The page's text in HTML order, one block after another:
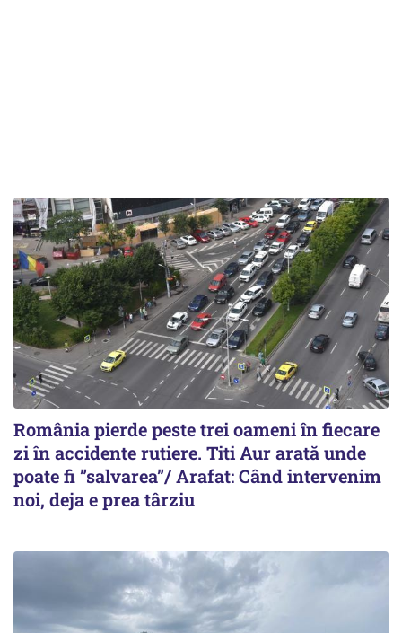
România pierde peste trei oameni în fiecare
zi în accidente rutiere. Titi Aur arată unde
poate fi ”salvarea”/ Arafat: Când intervenim
noi, deja e prea târziu